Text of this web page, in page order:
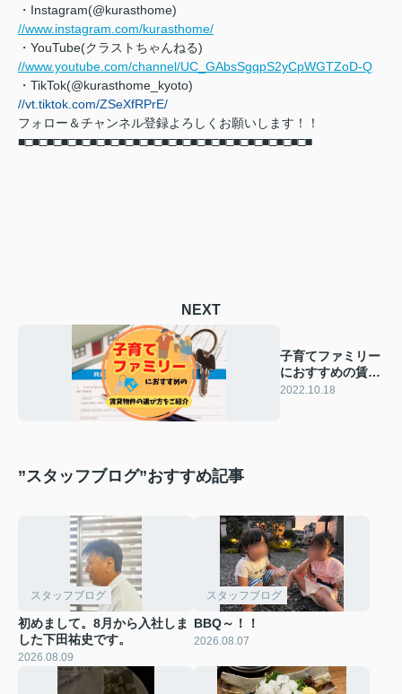
・Instagram(@kurasthome)
//www.instagram.com/kurasthome/
・YouTube(クラストちゃんねる)
//www.youtube.com/channel/UC_GAbsSgqpS2yCpWGTZoD-Q
・TikTok(@kurasthome_kyoto)
//vt.tiktok.com/ZSeXfRPrE/
フォロー＆チャンネル登録よろしくお願いします！！
■□■□■□■□■□■□■□■□■□■□■□■□■□■□■□■□■□■□■□■□■
NEXT
子育てファミリー
におすすめの賃貸
物件の選び方をご
2022.10.18
”スタッフブログ”おすすめ記事
スタッフブログ
初めまして。8月から入社しま
した下田祐史です。
2026.08.09
スタッフブログ
BBQ～！！
2026.08.07